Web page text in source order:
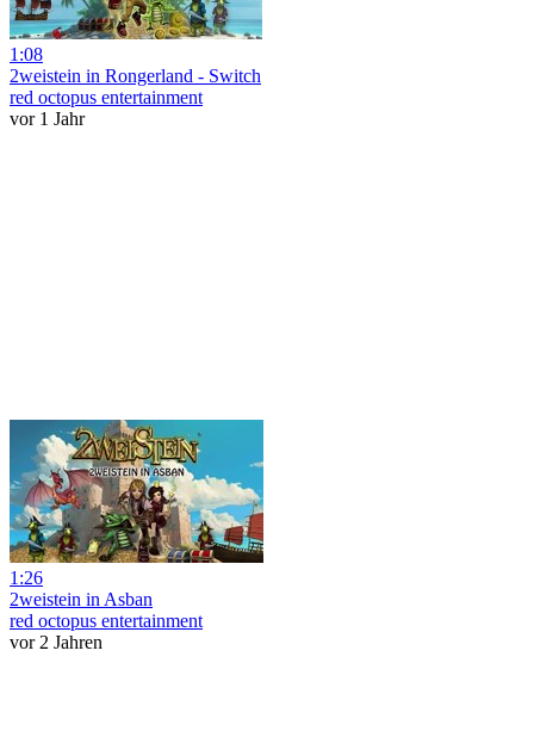
1:08
2weistein in Rongerland - Switch
red octopus entertainment
vor 1 Jahr
1:26
2weistein in Asban
red octopus entertainment
vor 2 Jahren